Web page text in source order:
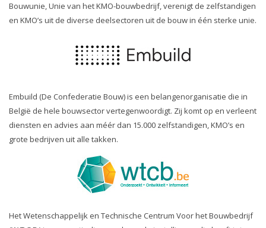
Bouwunie, Unie van het KMO-bouwbedrijf, verenigt de zelfstandigen
en KMO’s uit de diverse deelsectoren uit de bouw in één sterke unie.
Embuild (De Confederatie Bouw) is een belangenorganisatie die in
België de hele bouwsector vertegenwoordigt. Zij komt op en verleent
diensten en advies aan méér dan 15.000 zelfstandigen, KMO’s en
grote bedrijven uit alle takken.
Het Wetenschappelijk en Technische Centrum Voor het Bouwbedrijf